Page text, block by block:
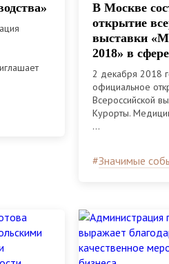
В Москве
открытие
выставки
2018» в
туризма с
делегации от
поддержки
2 декабря 2018
официальное
Всероссийской
Курорты.
...
#Значимые